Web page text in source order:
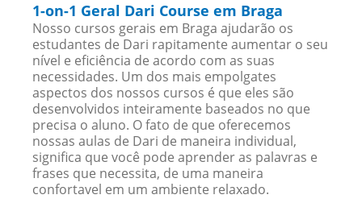
1-on-1 Geral Dari Course em Braga
Nosso cursos gerais em Braga ajudarão os
estudantes de Dari rapitamente aumentar o seu
nível e eficiência de acordo com as suas
necessidades. Um dos mais empolgates
aspectos dos nossos cursos é que eles são
desenvolvidos inteiramente baseados no que
precisa o aluno. O fato de que oferecemos
nossas aulas de Dari de maneira individual,
significa que você pode aprender as palavras e
frases que necessita, de uma maneira
confortavel em um ambiente relaxado.